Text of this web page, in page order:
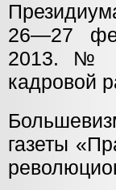
26—27
2013. № 2
кадровой
газеты